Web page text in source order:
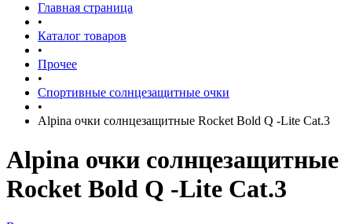
Главная страница
•
Каталог товаров
•
Прочее
•
Спортивные солнцезащитные очки
•
Alpina очки солнцезащитные Rocket Bold Q -Lite Cat.3
Alpina очки солнцезащитные
Rocket Bold Q -Lite Cat.3